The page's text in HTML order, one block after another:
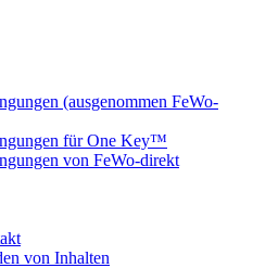
(ausgenommen FeWo-
für One Key™
von FeWo-direkt
von Inhalten